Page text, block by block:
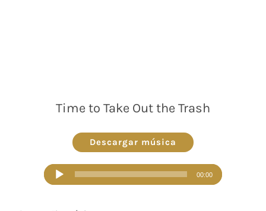
Time to Take Out the Trash
Descargar música
Reproductor
de
00:00